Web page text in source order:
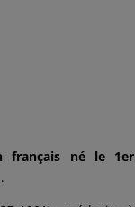
français né le 1er
.